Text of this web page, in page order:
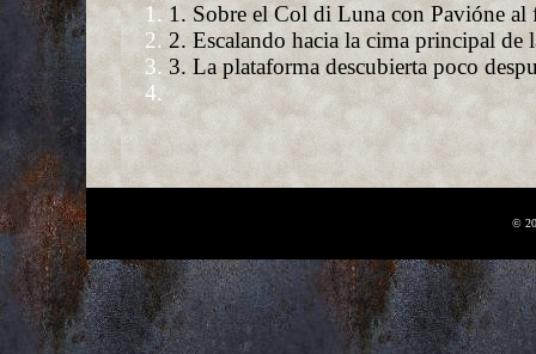
1. Sobre el Col di Luna con Pavióne al
2. Escalando hacia la cima principal de
3. La plataforma descubierta poco
©